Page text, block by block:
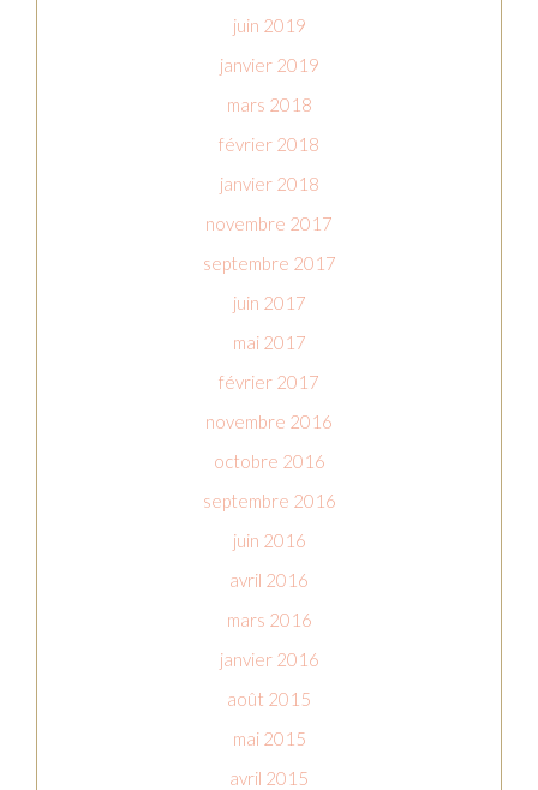
juin 2019
janvier 2019
mars 2018
février 2018
janvier 2018
novembre 2017
septembre 2017
juin 2017
mai 2017
février 2017
novembre 2016
octobre 2016
septembre 2016
juin 2016
avril 2016
mars 2016
janvier 2016
août 2015
mai 2015
avril 2015